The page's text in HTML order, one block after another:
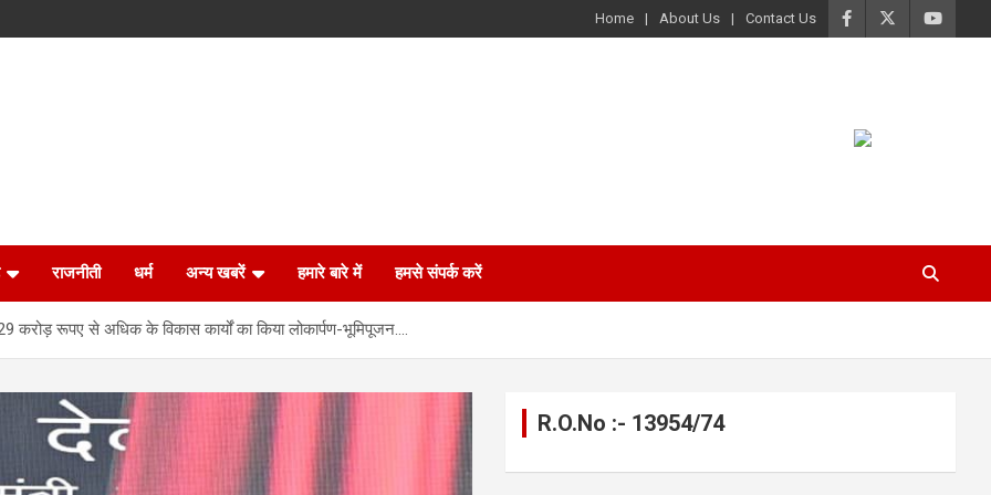
Home About Us Contact Us
राजनीती धर्म अन्य खबरें हमारे बारे में हमसे संपर्क करें
करोड़ रूपए से अधिक के विकास कार्यों का किया लोकार्पण-भूमिपूजन….
R.O.No :- 13954/74